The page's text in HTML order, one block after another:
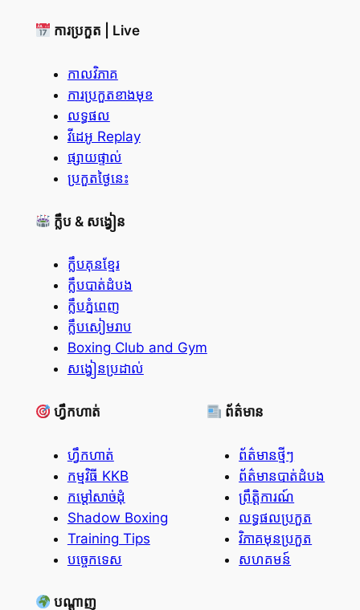
ការប្រកួត | Live
កាលវិភាគ
ការប្រកួតខាងមុខ
លទ្ធផល
វីដេអូ Replay
ផ្សាយផ្ទាល់
ប្រកួតថ្ងៃនេះ
ក្លឹប & សង្វៀន
ក្លឹបគុនខ្មែរ
ក្លឹបបាត់ដំបង
ក្លឹបភ្នំពេញ
ក្លឹបសៀមរាប
Boxing Club and Gym
សង្វៀនប្រដាល់
ហ្វឹកហាត់
ហ្វឹកហាត់
កម្មវិធី KKB
កម្ដៅសាច់ដុំ
Shadow Boxing
Training Tips
បច្ចេកទេស
ព័ត៌មាន
ព័ត៌មានថ្មីៗ
ព័ត៌មានបាត់ដំបង
ព្រឹត្តិការណ៍
លទ្ធផលប្រកួត
វិភាគមុនប្រកួត
សហគមន៍
បណ្តាញ